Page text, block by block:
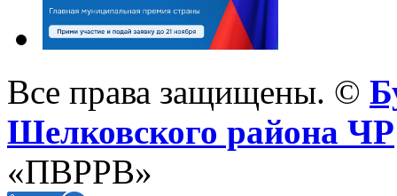
Все права защищены. ©
Шелковского района ЧР
«ПВРРВ»